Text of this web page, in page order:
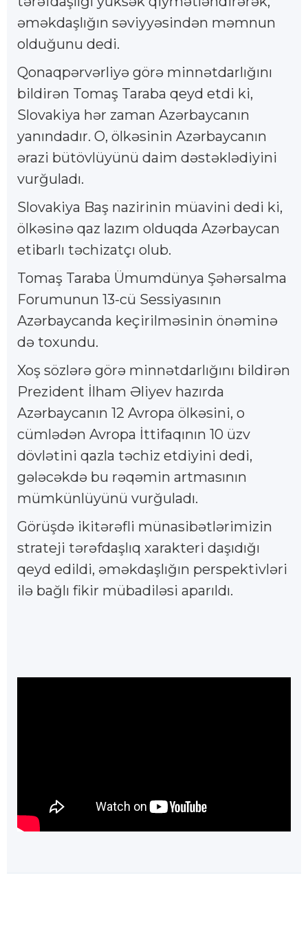
əməkdaşlığın səviyyəsindən məmnun
olduğunu dedi.
Qonaqpərvərliyə görə minnətdarlığını
bildirən Tomaş Taraba qeyd etdi ki,
Slovakiya hər zaman Azərbaycanın
yanındadır. O, ölkəsinin Azərbaycanın
ərazi bütövlüyünü daim dəstəklədiyini
vurğuladı.
Slovakiya Baş nazirinin müavini dedi ki,
ölkəsinə qaz lazım olduqda Azərbaycan
etibarlı təchizatçı olub.
Tomaş Taraba Ümumdünya Şəhərsalma
Forumunun 13-cü Sessiyasının
Azərbaycanda keçirilməsinin önəminə
də toxundu.
Xoş sözlərə görə minnətdarlığını bildirən
Prezident İlham Əliyev hazırda
Azərbaycanın 12 Avropa ölkəsini, o
cümlədən Avropa İttifaqının 10 üzv
dövlətini qazla təchiz etdiyini dedi,
gələcəkdə bu rəqəmin artmasının
mümkünlüyünü vurğuladı.
Görüşdə ikitərəfli münasibətlərimizin
strateji tərəfdaşlıq xarakteri daşıdığı
qeyd edildi, əməkdaşlığın perspektivləri
ilə bağlı fikir mübadiləsi aparıldı.